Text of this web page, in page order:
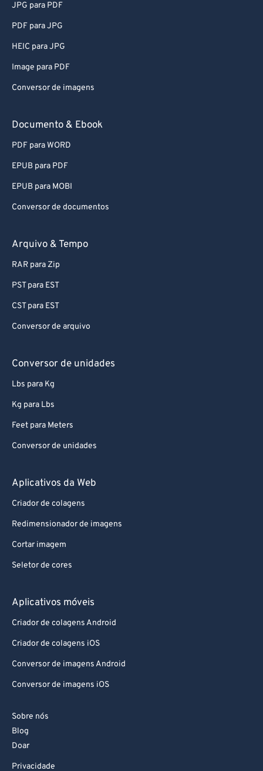
JPG para PDF
PDF para JPG
HEIC para JPG
Image para PDF
Conversor de imagens
Documento & Ebook
PDF para WORD
EPUB para PDF
EPUB para MOBI
Conversor de documentos
Arquivo & Tempo
RAR para Zip
PST para EST
CST para EST
Conversor de arquivo
Conversor de unidades
Lbs para Kg
Kg para Lbs
Feet para Meters
Conversor de unidades
Aplicativos da Web
Criador de colagens
Redimensionador de imagens
Cortar imagem
Seletor de cores
Aplicativos móveis
Criador de colagens Android
Criador de colagens iOS
Conversor de imagens Android
Conversor de imagens iOS
Sobre nós
Blog
Doar
Privacidade